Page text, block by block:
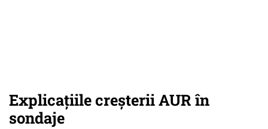
Explicațiile creșterii AUR în
sondaje